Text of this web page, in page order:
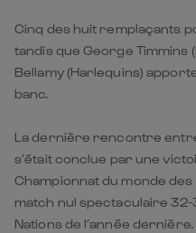
Cinq des huit remplaçants
tandis que George Timmins
Bellamy (Harlequins)
banc.
La dernière rencontre
s’était conclue par une
Championnat du monde
match nul spectaculaire 32-
Nations de l’année dernière.